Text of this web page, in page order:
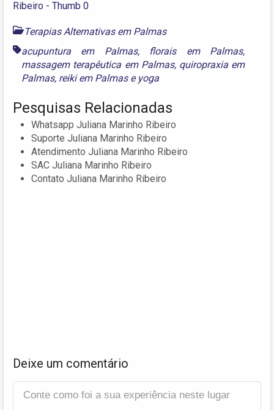
Terapias Alternativas em Palmas
acupuntura em Palmas, florais em Palmas,
massagem terapêutica em Palmas, quiropraxia em
Palmas, reiki em Palmase yoga
Pesquisas Relacionadas
Whatsapp Juliana Marinho Ribeiro
Suporte Juliana Marinho Ribeiro
Atendimento Juliana Marinho Ribeiro
SAC Juliana Marinho Ribeiro
Contato Juliana Marinho Ribeiro
Deixe um comentário